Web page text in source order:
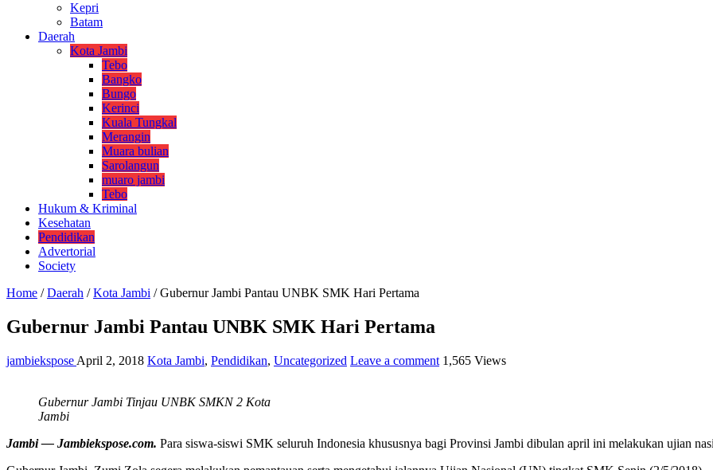
Kepri
Batam
Daerah
Kota Jambi
Tebo
Bangko
Bungo
Kerinci
Kuala Tungkal
Merangin
Muara bulian
Sarolangun
muaro jambi
Tebo
Hukum & Kriminal
Kesehatan
Pendidikan
Advertorial
Society
Home / Daerah / Kota Jambi / Gubernur Jambi Pantau UNBK SMK Hari Pertama
Gubernur Jambi Pantau UNBK SMK Hari Pertama
jambiekspose April 2, 2018 Kota Jambi, Pendidikan, Uncategorized Leave a comment 1,565 Views
Gubernur Jambi Tinjau UNBK SMKN 2 Kota
Jambi
Jambi — Jambiekspose.com. Para siswa-siswi SMK seluruh Indonesia khususnya bagi Provinsi Jambi dibulan april ini melakukan ujian